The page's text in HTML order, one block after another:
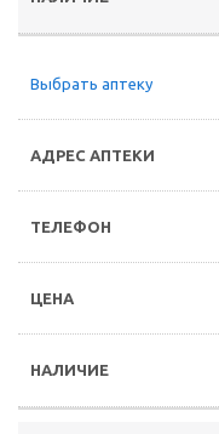
Выбрать аптеку